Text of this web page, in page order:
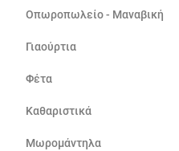
Οπωροπωλείο - Μαναβική
Γιαούρτια
Φέτα
Καθαριστικά
Μωρομάντηλα